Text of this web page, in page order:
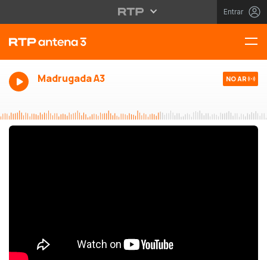
Entrar
Madrugada A3 NO AR